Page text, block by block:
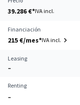
39.286 €*IVA incl.
Financiación
215 €/mes*IVA incl.
Leasing
–
Renting
–